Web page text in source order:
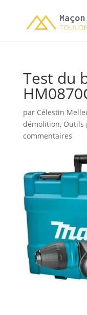
Test du
par Célestin
démolition, Outils
commentaires